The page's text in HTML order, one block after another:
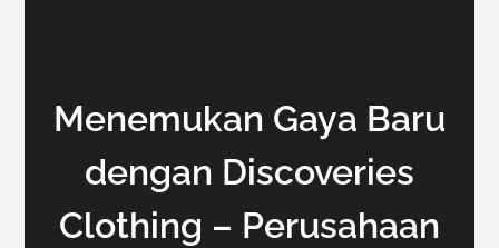
Menemukan Gaya Baru
dengan Discoveries
Clothing – Perusahaan